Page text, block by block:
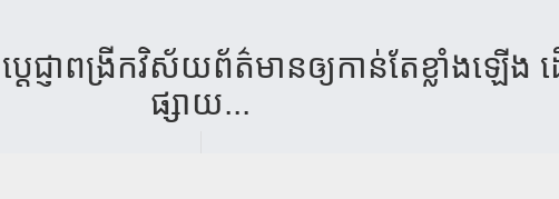
តេជ្ញា​ពង្រីក​វិស័យ​ព័ត៌​មាន​ឲ្យ​កាន់​តែ​ខ្លាំង​ឡើង​ ដ
ផ្សាយ...